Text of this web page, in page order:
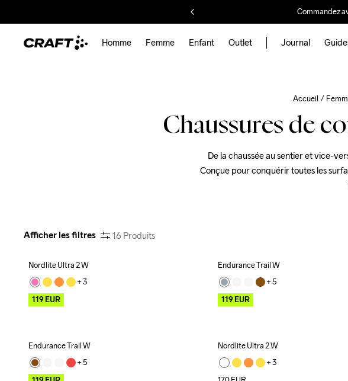
Commandez
Homme Femme Enfant Outlet Journal
Accueil
Chaussures de
De la chaussée au sentier et vice-
Conçue pour conquérir toutes les
Afficher les filtres 16 Produits
Outlet
Nordlite Ultra 2 W
+ 3
119EUR
Outlet
Endurance Trail W
+ 5
119EUR
Outlet
Endurance Trail W
+ 5
Nordlite Ultra 2 W
+ 3